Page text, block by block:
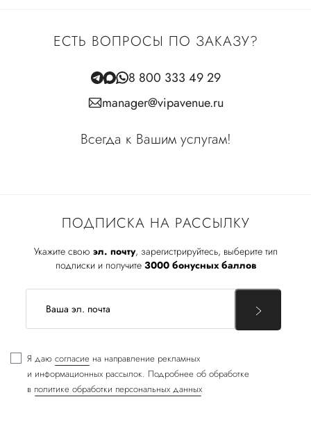
ПОДПИСКА НА РАССЫЛКУ
Укажите свою эл. почту, зарегистрируйтесь, выберите тип
подписки и получите 3000 бонусных баллов
Я даю согласие на направление рекламных
и информационных рассылок. Подробнее об обработке
в политике обработки персональных данных
ЕСТЬ ВОПРОСЫ ПО ЗАКАЗУ?
8 800 333 49 29
manager@vipavenue.ru
Всегда к Вашим услугам!